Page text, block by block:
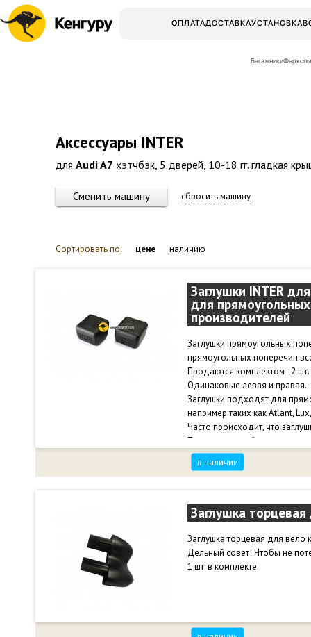
ОПЛАТАДОСТАВКАУСТАНОВКА
БагажникиФаркопы
Аксессуары INTER
для Audi A7 хэтчбэк, 5 дверей, 10-18 гг. гладкая
Сменить машину сбросить машину
Сортировать по: цене наличию
Заглушки INTER
для
производителей
Заглушки прямоугольных
прямоугольных поперечин
Продаются комплектом - 2 шт.
Одинаковые левая и правая.
Заглушки подходят для
например таких как Atlant,
Часто происходит, что
Причины могут быть разные:
- От вибраций на дороге.
- Перепады температур.
установки.
Без заглушки багажник
пораниться о края
Чтобы не потерять заглушки
в наличии
Заглушка
Заглушка торцевая для вело
Дельный совет! Чтобы не
1 шт. в комплекте.